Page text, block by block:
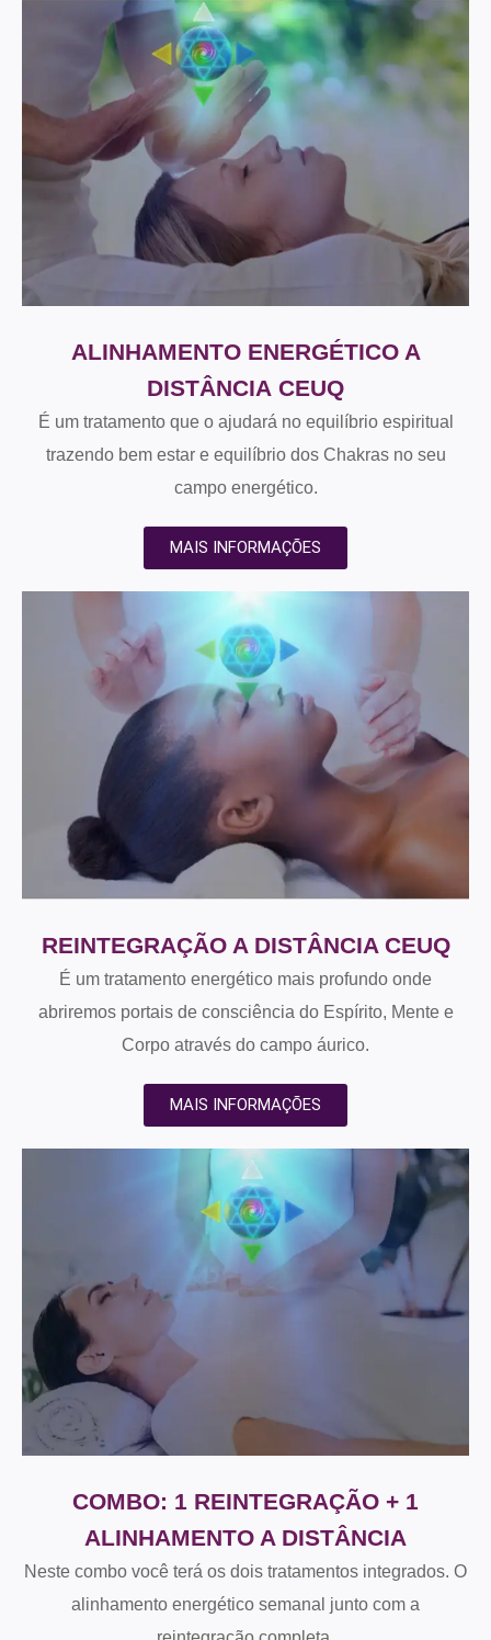
ALINHAMENTO ENERGÉTICO A
DISTÂNCIA CEUQ
É um tratamento que o ajudará no equilíbrio espiritual
trazendo bem estar e equilíbrio dos Chakras no seu
campo energético.
MAIS INFORMAÇÕES
REINTEGRAÇÃO A DISTÂNCIA CEUQ
É um tratamento energético mais profundo onde
abriremos portais de consciência do Espírito, Mente e
Corpo através do campo áurico.
MAIS INFORMAÇÕES
COMBO: 1 REINTEGRAÇÃO + 1
ALINHAMENTO A DISTÂNCIA
​​​​​​​Neste combo você terá os dois tratamentos integrados. O
alinhamento energético semanal junto com a